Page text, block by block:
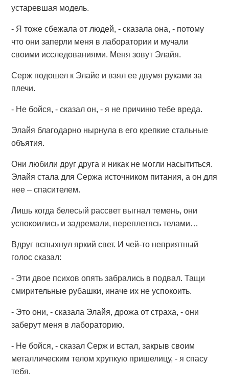
устаревшая модель.
- Я тоже сбежала от людей, - сказала она, - потому
что они заперли меня в лаборатории и мучали
своими исследованиями. Меня зовут Элайя.
Серж подошел к Элайе и взял ее двумя руками за
плечи.
- Не бойся, - сказал он, - я не причиню тебе вреда.
Элайя благодарно нырнула в его крепкие стальные
объятия.
Они любили друг друга и никак не могли насытиться.
Элайя стала для Сержа источником питания, а он для
нее – спасителем.
Лишь когда белесый рассвет выгнал темень, они
успокоились и задремали, переплетясь телами…
Вдруг вспыхнул яркий свет. И чей-то неприятный
голос сказал:
- Эти двое психов опять забрались в подвал. Тащи
смирительные рубашки, иначе их не успокоить.
- Это они, - сказала Элайя, дрожа от страха, - они
заберут меня в лабораторию.
- Не бойся, - сказал Серж и встал, закрыв своим
металлическим телом хрупкую пришелицу, - я спасу
тебя.